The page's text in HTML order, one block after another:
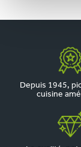
Depuis 1945,
cuisine